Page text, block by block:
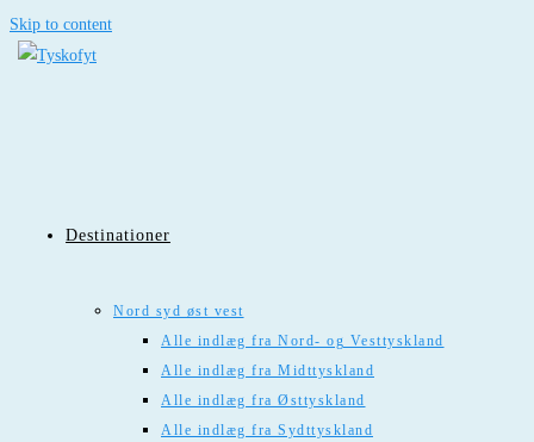
Skip to content
Destinationer
Nord syd øst vest
Alle indlæg fra Nord- og Vesttyskland
Alle indlæg fra Midttyskland
Alle indlæg fra Østtyskland
Alle indlæg fra Sydttyskland